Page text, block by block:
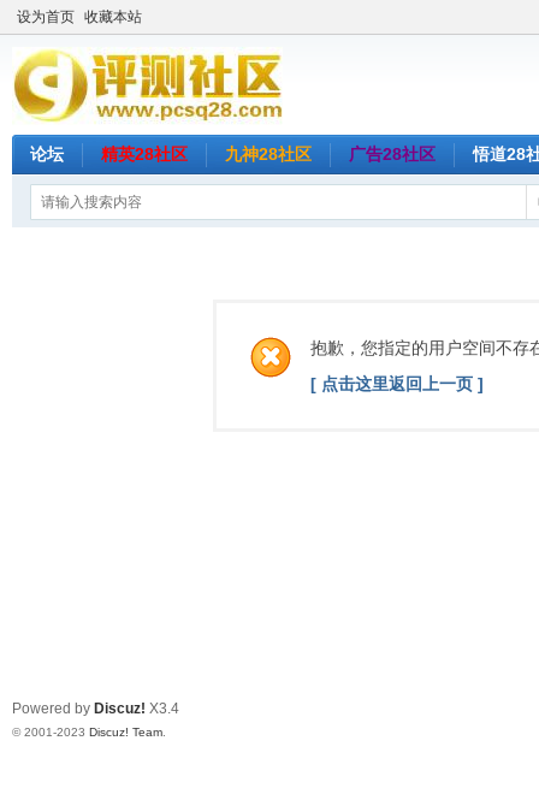
设为首页 收藏本站
论坛 精英28社区 九神28社区 广告28社区 悟道28
抱歉，您指定的用户空间不存
[ 点击这里返回上一页 ]
Powered by Discuz! X3.4
© 2001-2023 Discuz! Team